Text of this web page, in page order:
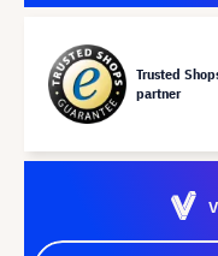
Trusted
partner